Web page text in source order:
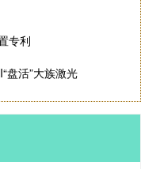
专利
盘活”大族激光